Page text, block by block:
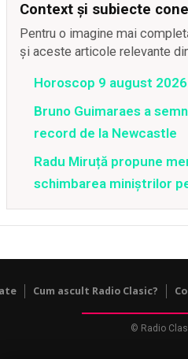
Context și subiecte
Pentru o imagine mai
și aceste articole relevante
Horoscop 9 august
Bruno Guimaraes a
record de la Newcastle
Radu Miruță propune
schimbarea miniștrilor
Cum ascult Radio Clasic?
© Radio